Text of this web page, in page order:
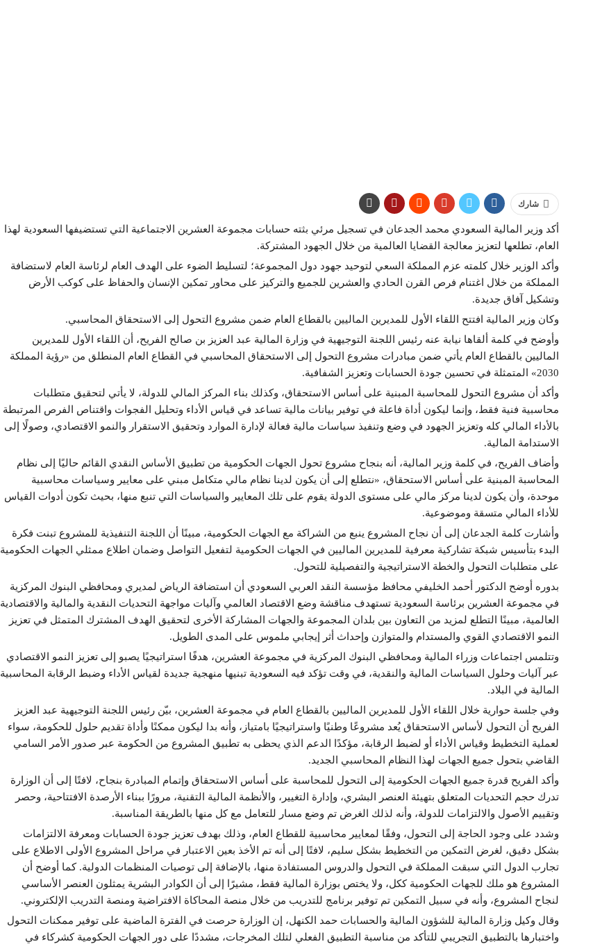
شارك
أكد وزير المالية السعودي محمد الجدعان في تسجيل مرئي بثته حسابات مجموعة العشرين الاجتماعية التي تستضيفها السعودية لهذا
العام، تطلعها لتعزيز معالجة القضايا العالمية من خلال الجهود المشتركة.
وأكد الوزير خلال كلمته عزم المملكة السعي لتوحيد جهود دول المجموعة؛ لتسليط الضوء على الهدف العام لرئاسة العام لاستضافة
المملكة من خلال اغتنام فرص القرن الحادي والعشرين للجميع والتركيز على محاور تمكين الإنسان والحفاظ على كوكب الأرض
وتشكيل آفاق جديدة.
وكان وزير المالية افتتح اللقاء الأول للمديرين الماليين بالقطاع العام ضمن مشروع التحول إلى الاستحقاق المحاسبي.
وأوضح في كلمة ألقاها نيابة عنه رئيس اللجنة التوجيهية في وزارة المالية عبد العزيز بن صالح الفريح، أن اللقاء الأول للمديرين
الماليين بالقطاع العام يأتي ضمن مبادرات مشروع التحول إلى الاستحقاق المحاسبي في القطاع العام المنطلق من «رؤية المملكة
2030» المتمثلة في تحسين جودة الحسابات وتعزيز الشفافية.
وأكد أن مشروع التحول للمحاسبة المبنية على أساس الاستحقاق، وكذلك بناء المركز المالي للدولة، لا يأتي لتحقيق متطلبات
محاسبية فنية فقط، وإنما ليكون أداة فاعلة في توفير بيانات مالية تساعد في قياس الأداء وتحليل الفجوات واقتناص الفرص المرتبطة
بالأداء المالي كله وتعزيز الجهود في وضع وتنفيذ سياسات مالية فعالة لإدارة الموارد وتحقيق الاستقرار والنمو الاقتصادي، وصولًا إلى
الاستدامة المالية.
وأضاف الفريح، في كلمة وزير المالية، أنه بنجاح مشروع تحول الجهات الحكومية من تطبيق الأساس النقدي القائم حاليًا إلى نظام
المحاسبة المبنية على أساس الاستحقاق، «نتطلع إلى أن يكون لدينا نظام مالي متكامل مبني على معايير وسياسات محاسبية
موحدة، وأن يكون لدينا مركز مالي على مستوى الدولة يقوم على تلك المعايير والسياسات التي تنبع منها، بحيث تكون أدوات القياس
للأداء المالي متسقة وموضوعية.
وأشارت كلمة الجدعان إلى أن نجاح المشروع ينبع من الشراكة مع الجهات الحكومية، مبينًا أن اللجنة التنفيذية للمشروع تبنت فكرة
البدء بتأسيس شبكة تشاركية معرفية للمديرين الماليين في الجهات الحكومية لتفعيل التواصل وضمان اطلاع ممثلي الجهات الحكومية
على متطلبات التحول والخطة الاستراتيجية والتفصيلية للتحول.
بدوره أوضح الدكتور أحمد الخليفي محافظ مؤسسة النقد العربي السعودي أن استضافة الرياض لمديري ومحافظي البنوك المركزية
في مجموعة العشرين برئاسة السعودية تستهدف مناقشة وضع الاقتصاد العالمي وآليات مواجهة التحديات النقدية والمالية والاقتصادية
العالمية، مبينًا التطلع لمزيد من التعاون بين بلدان المجموعة والجهات المشاركة الأخرى لتحقيق الهدف المشترك المتمثل في تعزيز
النمو الاقتصادي القوي والمستدام والمتوازن وإحداث أثر إيجابي ملموس على المدى الطويل.
وتتلمس اجتماعات وزراء المالية ومحافظي البنوك المركزية في مجموعة العشرين، هدفًا استراتيجيًا يصبو إلى تعزيز النمو الاقتصادي
عبر آليات وحلول السياسات المالية والنقدية، في وقت تؤكد فيه السعودية تبنيها منهجية جديدة لقياس الأداء وضبط الرقابة المحاسبية
المالية في البلاد.
وفي جلسة حوارية خلال اللقاء الأول للمديرين الماليين بالقطاع العام في مجموعة العشرين، بيّن رئيس اللجنة التوجيهية عبد العزيز
الفريح أن التحول لأساس الاستحقاق يُعد مشروعًا وطنيًا واستراتيجيًا بامتياز، وأنه بدا ليكون ممكنًا وأداة تقديم حلول للحكومة، سواء
لعملية التخطيط وقياس الأداء أو لضبط الرقابة، مؤكدًا الدعم الذي يحظى به تطبيق المشروع من الحكومة عبر صدور الأمر السامي
القاضي بتحول جميع الجهات لهذا النظام المحاسبي الجديد.
وأكد الفريح قدرة جميع الجهات الحكومية إلى التحول للمحاسبة على أساس الاستحقاق وإتمام المبادرة بنجاح، لافتًا إلى أن الوزارة
تدرك حجم التحديات المتعلق بتهيئة العنصر البشري، وإدارة التغيير، والأنظمة المالية التقنية، مرورًا ببناء الأرصدة الافتتاحية، وحصر
وتقييم الأصول والالتزامات للدولة، وأنه لذلك الغرض تم وضع مسار للتعامل مع كل منها بالطريقة المناسبة.
وشدد على وجود الحاجة إلى التحول، وفقًا لمعايير محاسبية للقطاع العام، وذلك بهدف تعزيز جودة الحسابات ومعرفة الالتزامات
بشكل دقيق، لغرض التمكين من التخطيط بشكل سليم، لافتًا إلى أنه تم الأخذ بعين الاعتبار في مراحل المشروع الأولى الاطلاع على
تجارب الدول التي سبقت المملكة في التحول والدروس المستفادة منها، بالإضافة إلى توصيات المنظمات الدولية. كما أوضح أن
المشروع هو ملك للجهات الحكومية ككل، ولا يختص بوزارة المالية فقط، مشيرًا إلى أن الكوادر البشرية يمثلون العنصر الأساسي
لنجاح المشروع، وأنه في سبيل التمكين تم توفير برنامج للتدريب من خلال منصة المحاكاة الافتراضية ومنصة التدريب الإلكتروني.
وقال وكيل وزارة المالية للشؤون المالية والحسابات حمد الكنهل، إن الوزارة حرصت في الفترة الماضية على توفير ممكنات التحول
واختبارها بالتطبيق التجريبي للتأكد من مناسبة التطبيق الفعلي لتلك المخرجات، مشددًا على دور الجهات الحكومية كشركاء في